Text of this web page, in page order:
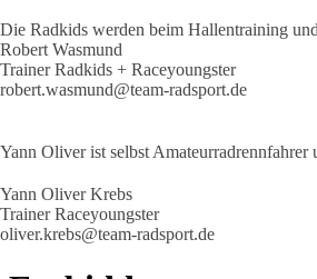
Die Radkids werden beim Hallentraining
Robert Wasmund
Trainer Radkids + Raceyoungster
robert.wasmund@team-radsport.de
Yann Oliver ist selbst
Yann Oliver Krebs
Trainer Raceyoungster
oliver.krebs@team-radsport.de